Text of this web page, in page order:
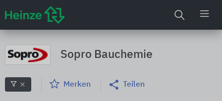
Sopro Bauchemie
Merken Teilen